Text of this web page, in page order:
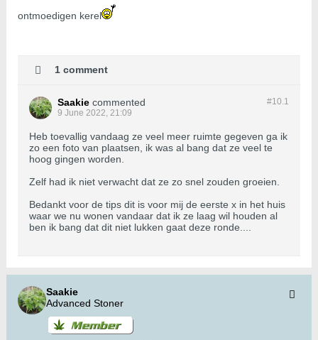
ontmoedigen kerel
1 comment
#10.1
Saakie commented
9 June 2022, 21:09
Heb toevallig vandaag ze veel meer ruimte gegeven ga ik
zo een foto van plaatsen, ik was al bang dat ze veel te
hoog gingen worden.
Zelf had ik niet verwacht dat ze zo snel zouden groeien.
Bedankt voor de tips dit is voor mij de eerste x in het huis
waar we nu wonen vandaar dat ik ze laag wil houden al
ben ik bang dat dit niet lukken gaat deze ronde....
Saakie
Advanced Stoner